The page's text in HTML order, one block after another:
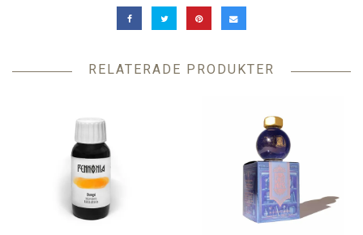
RELATERADE PRODUKTER